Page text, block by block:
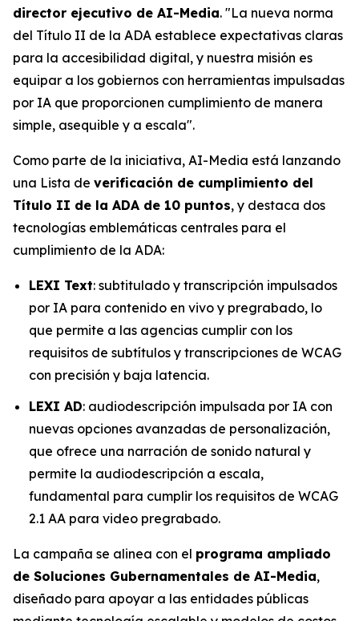
director ejecutivo de AI-Media. "La nueva norma
del Título II de la ADA establece expectativas claras
para la accesibilidad digital, y nuestra misión es
equipar a los gobiernos con herramientas impulsadas
por IA que proporcionen cumplimiento de manera
simple, asequible y a escala".
Como parte de la iniciativa, AI-Media está lanzando
una Lista de verificación de cumplimiento del
Título II de la ADA de 10 puntos, y destaca dos
tecnologías emblemáticas centrales para el
cumplimiento de la ADA:
LEXI Text: subtitulado y transcripción impulsados
por IA para contenido en vivo y pregrabado, lo
que permite a las agencias cumplir con los
requisitos de subtítulos y transcripciones de WCAG
con precisión y baja latencia.
LEXI AD: audiodescripción impulsada por IA con
nuevas opciones avanzadas de personalización,
que ofrece una narración de sonido natural y
permite la audiodescripción a escala,
fundamental para cumplir los requisitos de WCAG
2.1 AA para video pregrabado.
La campaña se alinea con el programa ampliado
de Soluciones Gubernamentales de AI-Media,
diseñado para apoyar a las entidades públicas